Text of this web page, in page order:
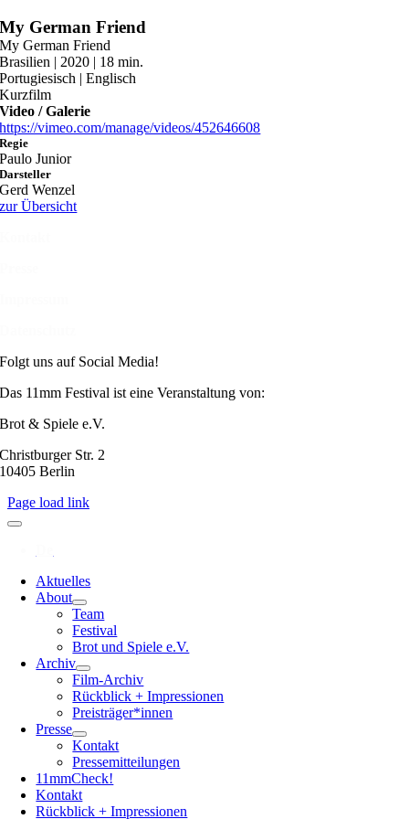
Zum
Inhalt
springen
My German Friend
My German Friend
Brasilien | 2020 | 18 min.
Portugiesisch | Englisch
Kurzfilm
Video / Galerie
https://vimeo.com/manage/videos/452646608
Regie
Paulo Junior
Darsteller
Gerd Wenzel
zur Übersicht
Folgt uns auf Social Media!
Das 11mm Festival ist eine Veranstaltung von:
Brot & Spiele e.V.
Christburger Str. 2
10405 Berlin
Page load link
Aktuelles
About
Team
Festival
Brot und Spiele e.V.
Archiv
Film-Archiv
Rückblick + Impressionen
Preisträger*innen
Presse
Kontakt
Pressemitteilungen
11mmCheck!
Kontakt
Rückblick + Impressionen